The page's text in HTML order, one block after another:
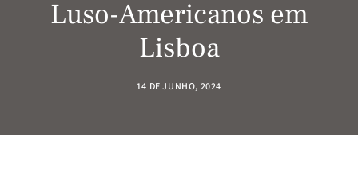
Luso-Americanos em
Lisboa
14 DE JUNHO, 2024